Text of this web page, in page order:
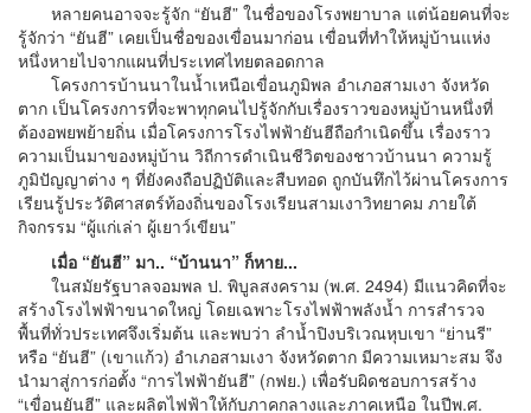
หลายคนอาจจะรู้จัก “ยันฮี” ในชื่อของโรงพยาบาล แต่น้อยคนที่จะ
รู้จักว่า “ยันฮี” เคยเป็นชื่อของเขื่อนมาก่อน เขื่อนที่ทำให้หมู่บ้านแห่ง
หนึ่งหายไปจากแผนที่ประเทศไทยตลอดกาล
โครงการบ้านนาในน้ำเหนือเขื่อนภูมิพล อำเภอสามเงา จังหวัด
ตาก เป็นโครงการที่จะพาทุกคนไปรู้จักกับเรื่องราวของหมู่บ้านหนึ่งที่
ต้องอพยพย้ายถิ่น เมื่อโครงการโรงไฟฟ้ายันฮีถือกำเนิดขึ้น เรื่องราว
ความเป็นมาของหมู่บ้าน วิถีการดำเนินชีวิตของชาวบ้านนา ความรู้
ภูมิปัญญาต่าง ๆ ที่ยังคงถือปฏิบัติและสืบทอด ถูกบันทึกไว้ผ่านโครงการ
เรียนรู้ประวัติศาสตร์ท้องถิ่นของโรงเรียนสามเงาวิทยาคม ภายใต้
กิจกรรม “ผู้แก่เล่า ผู้เยาว์เขียน”
เมื่อ “ยันฮี” มา.. “บ้านนา” ก็หาย...
ในสมัยรัฐบาลจอมพล ป. พิบูลสงคราม (พ.ศ. 2494) มีแนวคิดที่จะ
สร้างโรงไฟฟ้าขนาดใหญ่ โดยเฉพาะโรงไฟฟ้าพลังน้ำ การสำรวจ
พื้นที่ทั่วประเทศจึงเริ่มต้น และพบว่า ลำน้ำปิงบริเวณหุบเขา “ย่านรี”
หรือ “ยันฮี” (เขาแก้ว) อำเภอสามเงา จังหวัดตาก มีความเหมาะสม จึง
นำมาสู่การก่อตั้ง “การไฟฟ้ายันฮี” (กฟย.) เพื่อรับผิดชอบการสร้าง
“เขื่อนยันฮี” และผลิตไฟฟ้าให้กับภาคกลางและภาคเหนือ ในปีพ.ศ.